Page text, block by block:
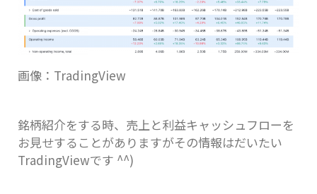
画像：TradingView
銘柄紹介をする時、売上と利益キャッシュフローを
お見せすることがありますがその情報はだいたい
TradingViewです ^^)